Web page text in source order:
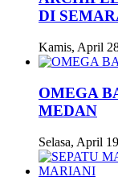
DI
Kamis, April
OMEGA
MEDAN
Selasa, April